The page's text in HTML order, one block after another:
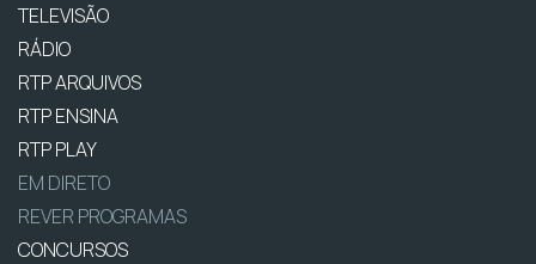
TELEVISÃO
RÁDIO
RTP ARQUIVOS
RTP ENSINA
RTP PLAY
EM DIRETO
REVER PROGRAMAS
CONCURSOS